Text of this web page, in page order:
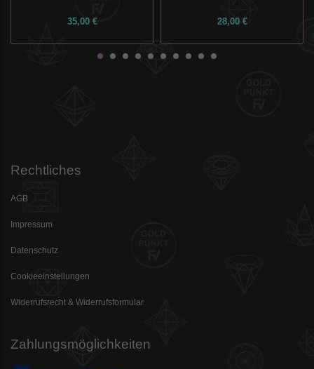
35,00 € 28,00 €
Rechtliches
AGB
Impressum
Datenschutz
Cookieeinstellungen
Widerrufsrecht & Widerrufsformular
Zahlungsmöglichkeiten